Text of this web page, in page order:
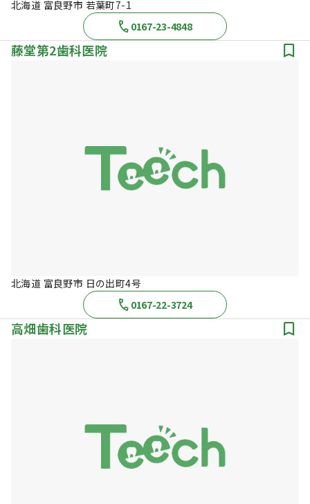
北海道 富良野市 若葉町7-1
0167-23-4848
藤堂第2歯科医院
北海道 富良野市 日の出町4号
0167-22-3724
高畑歯科医院